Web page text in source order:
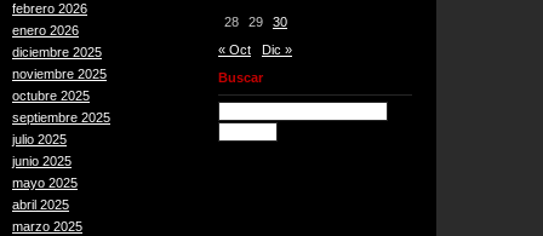
febrero 2026
enero 2026
diciembre 2025
noviembre 2025
octubre 2025
septiembre 2025
julio 2025
junio 2025
mayo 2025
abril 2025
marzo 2025
28 29
30
« Oct
Dic »
Buscar